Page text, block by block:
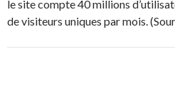
le site compte 40 millions
de visiteurs uniques par mois.